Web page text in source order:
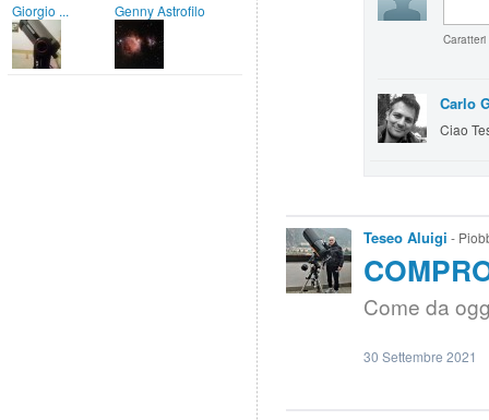
Giorgio ... Genny Astrofilo
Carlo
Ciao
Teseo Aluigi -
Come da
30 Settembre 2021